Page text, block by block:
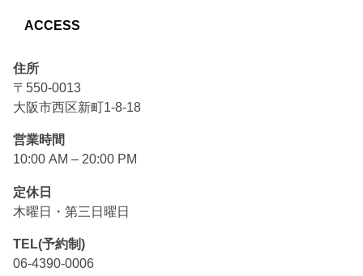
ACCESS
住所
〒550-0013
大阪市西区新町1-8-18
営業時間
10:00 AM – 20:00 PM
定休日
木曜日・第三日曜日
TEL(予約制)
06-4390-0006